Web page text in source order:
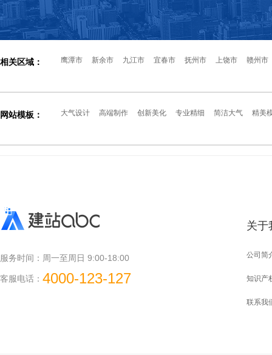
相关区域： 鹰潭市 新余市 九江市 宜春市 抚州市 上饶市 赣州市
网站模板： 大气设计 高端制作 创新美化 专业精细 简洁大气 精美
服务时间： 周一至周日 9:00-18:00
客服电话： 4000-123-127
关于
公司简
知识产
联系我